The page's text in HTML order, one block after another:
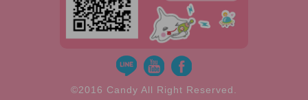
©2016 Candy All Right Reserved.